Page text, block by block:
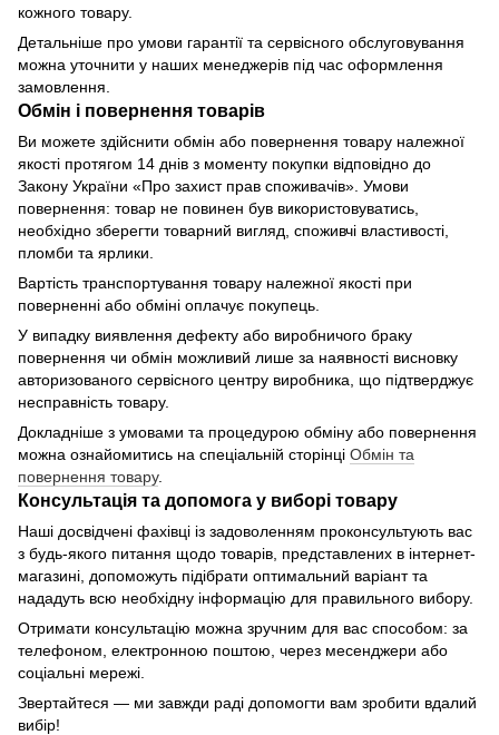
кожного товару.
Детальніше про умови гарантії та сервісного обслуговування
можна уточнити у наших менеджерів під час оформлення
замовлення.
Обмін і повернення товарів
Ви можете здійснити обмін або повернення товару належної
якості протягом 14 днів з моменту покупки відповідно до
Закону України «Про захист прав споживачів». Умови
повернення: товар не повинен був використовуватись,
необхідно зберегти товарний вигляд, споживчі властивості,
пломби та ярлики.
Вартість транспортування товару належної якості при
поверненні або обміні оплачує покупець.
У випадку виявлення дефекту або виробничого браку
повернення чи обмін можливий лише за наявності висновку
авторизованого сервісного центру виробника, що підтверджує
несправність товару.
Докладніше з умовами та процедурою обміну або повернення
можна ознайомитись на спеціальній сторінці Обмін та
повернення товару.
Консультація та допомога у виборі товару
Наші досвідчені фахівці із задоволенням проконсультують вас
з будь-якого питання щодо товарів, представлених в інтернет-
магазині, допоможуть підібрати оптимальний варіант та
нададуть всю необхідну інформацію для правильного вибору.
Отримати консультацію можна зручним для вас способом: за
телефоном, електронною поштою, через месенджери або
соціальні мережі.
Звертайтеся — ми завжди раді допомогти вам зробити вдалий
вибір!